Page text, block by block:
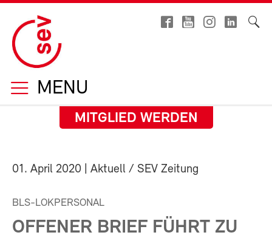
MENU
MITGLIED WERDEN
01. April 2020 | Aktuell / SEV Zeitung
BLS-LOKPERSONAL
OFFENER BRIEF FÜHRT ZU